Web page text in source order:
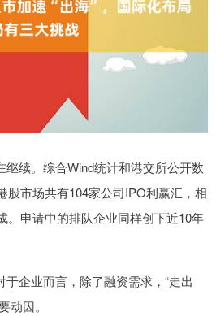
续。综合Wind统计和港交所公开数
股市场共有104家公司IPO利赢汇，相
。申请中的排队企业同样创下近10年
企业而言，除了融资需求，“走出
动因。